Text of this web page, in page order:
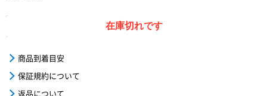
在庫切れです
商品到着目安
保証規約について
返品について